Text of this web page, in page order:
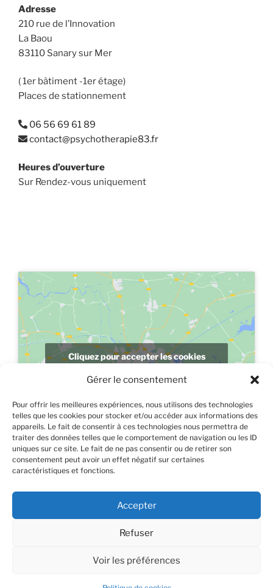
Gérer le consentement
Pour offrir les meilleures expériences, nous utilisons des technologies
telles que les cookies pour stocker et/ou accéder aux informations des
appareils. Le fait de consentir à ces technologies nous permettra de
traiter des données telles que le comportement de navigation ou les ID
uniques sur ce site. Le fait de ne pas consentir ou de retirer son
consentement peut avoir un effet négatif sur certaines
caractéristiques et fonctions.
Accepter
Refuser
Voir les préférences
Adresse
210 rue de l’Innovation
La Baou
83110 Sanary sur Mer
( 1er bâtiment -1er étage)
Places de stationnement
06 56 69 61 89
contact@psychotherapie83.fr
Heures d’ouverture
Sur Rendez-vous uniquement
Cliquez pour accepter les cookies